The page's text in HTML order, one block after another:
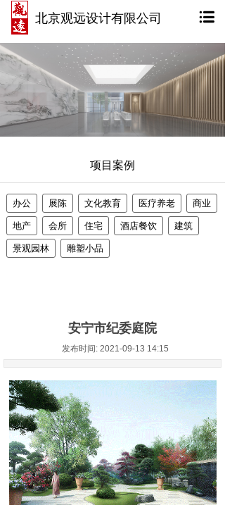
项目案例
办公 展陈 文化教育 医疗养老 商业
地产 会所 住宅 酒店餐饮 建筑
景观园林 雕塑小品
安宁市纪委庭院
发布时间: 2021-09-13 14:15
北京观远设计有限公司